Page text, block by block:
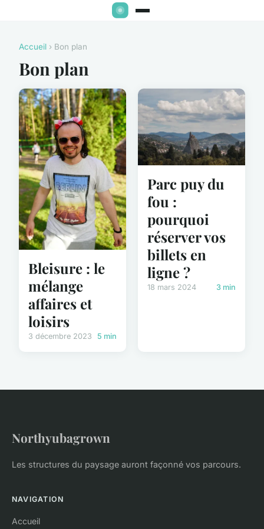
Accueil › Bon plan
Bon plan
Bleisure : le
mélange
affaires et
loisirs
3 décembre 2023 5 min
Parc puy du
fou :
pourquoi
réserver vos
billets en
ligne ?
18 mars 2024 3 min
Northyubagrown
Les structures du paysage auront façonné vos parcours.
NAVIGATION
Accueil